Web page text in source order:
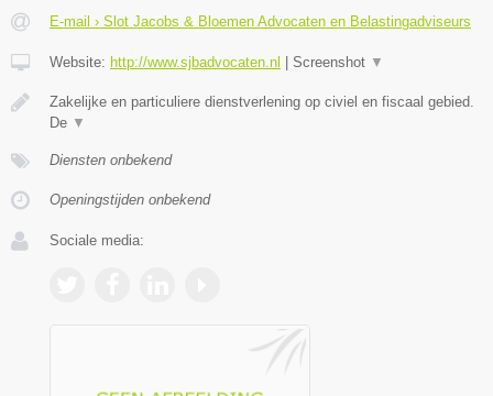
E-mail › Slot Jacobs & Bloemen Advocaten en Belastingadviseurs
Website: http://www.sjbadvocaten.nl Screenshot ▼
Zakelijke en particuliere dienstverlening op civiel en fiscaal gebied.
De ▼
Diensten onbekend
Openingstijden onbekend
Sociale media: